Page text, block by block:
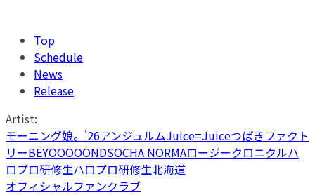
Top
Schedule
News
Release
Artist:
モーニング娘。'26アンジュルムJuice=Juiceつばきファクト
リーBEYOOOOONDSOCHA NORMAロージークロニクルハ
ロプロ研修生ハロプロ研修生北海道
オフィシャルファンクラブ